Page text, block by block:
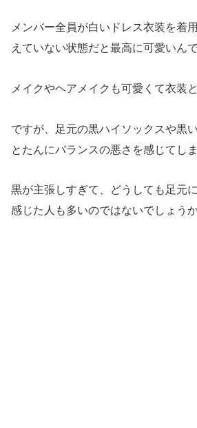
メンバー全員が白いドレス衣装を着
えていない状態だと最高に可愛いんで
メイクやヘアメイクも可愛くて衣装
ですが、足元の黒ハイソックスや黒
とたんにバランスの悪さを感じてしま
黒が主張しすぎて、どうしても足元
感じた人も多いのではないでしょうか